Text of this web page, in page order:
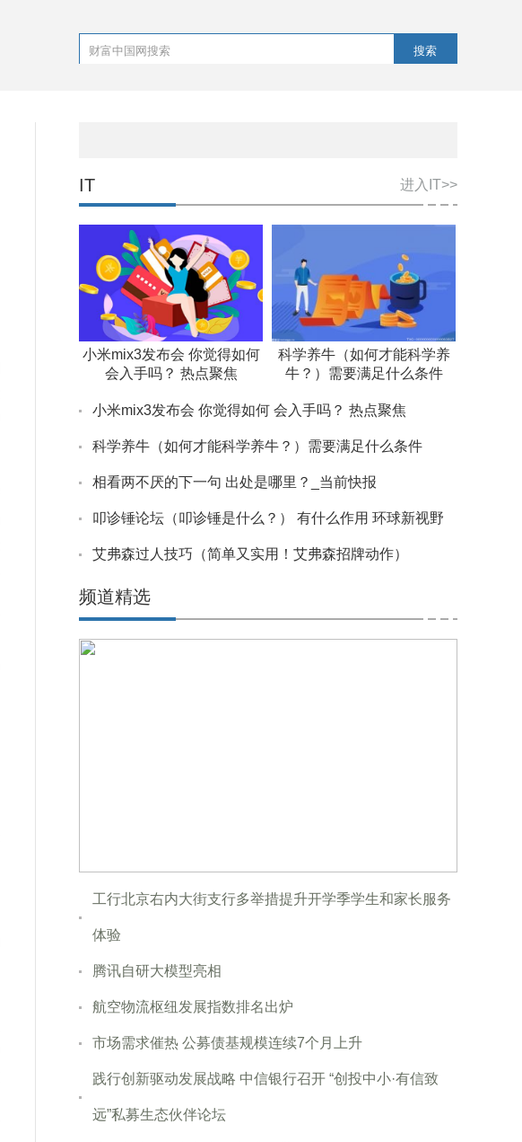
搜索
IT 进入IT>>
小米mix3发布会 你觉得如何
会入手吗？ 热点聚焦
科学养牛（如何才能科学养
牛？）需要满足什么条件
小米mix3发布会 你觉得如何 会入手吗？ 热点聚焦
科学养牛（如何才能科学养牛？）需要满足什么条件
相看两不厌的下一句 出处是哪里？_当前快报
叩诊锤论坛（叩诊锤是什么？） 有什么作用 环球新视野
艾弗森过人技巧（简单又实用！艾弗森招牌动作）
频道精选
工行北京右内大街支行多举措提升开学季学生和家长服务
体验
腾讯自研大模型亮相
航空物流枢纽发展指数排名出炉
市场需求催热 公募债基规模连续7个月上升
践行创新驱动发展战略 中信银行召开 “创投中小·有信致
远”私募生态伙伴论坛